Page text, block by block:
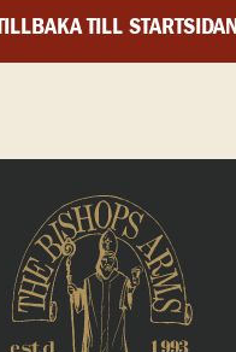
TILL STARTSIDAN